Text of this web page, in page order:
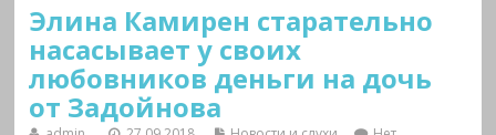
Элина Камирен старательно
насасывает у своих
любовников деньги на дочь
от Задойнова